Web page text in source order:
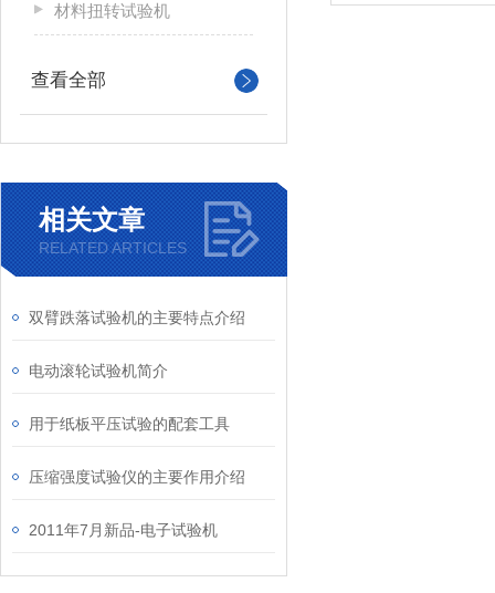
材料扭转试验机
查看全部
相关文章
RELATED ARTICLES
双臂跌落试验机的主要特点介绍
电动滚轮试验机简介
用于纸板平压试验的配套工具
压缩强度试验仪的主要作用介绍
2011年7月新品-电子试验机